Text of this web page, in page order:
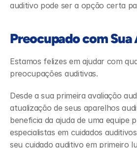
auditivo pode ser a opção certa
Preocupado com Sua
Estamos felizes em ajudar com
preocupações auditivas.
Desde a sua primeira avaliação
atualização de seus aparelhos
beneficia da ajuda de uma equipe
especialistas em cuidados
seu cuidado auditivo em primeiro